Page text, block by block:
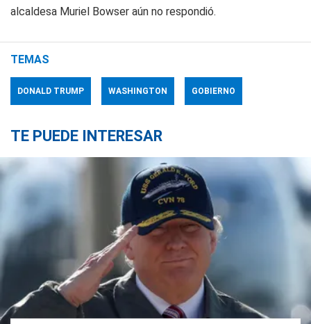
alcaldesa Muriel Bowser aún no respondió.
TEMAS
DONALD TRUMP WASHINGTON GOBIERNO
TE PUEDE INTERESAR